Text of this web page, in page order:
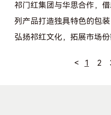
祁门红集团与华思合作，
列产品打造独具特色的包
弘扬祁红文化，拓展市场份
< 1 2